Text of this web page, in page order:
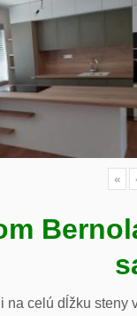
«
na celú dĺžku